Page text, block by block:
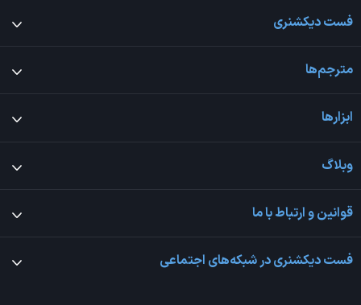
فست دیکشنری
مترجم‌ها
ابزارها
وبلاگ
قوانین و ارتباط با ما
فست دیکشنری در شبکه‌های اجتماعی